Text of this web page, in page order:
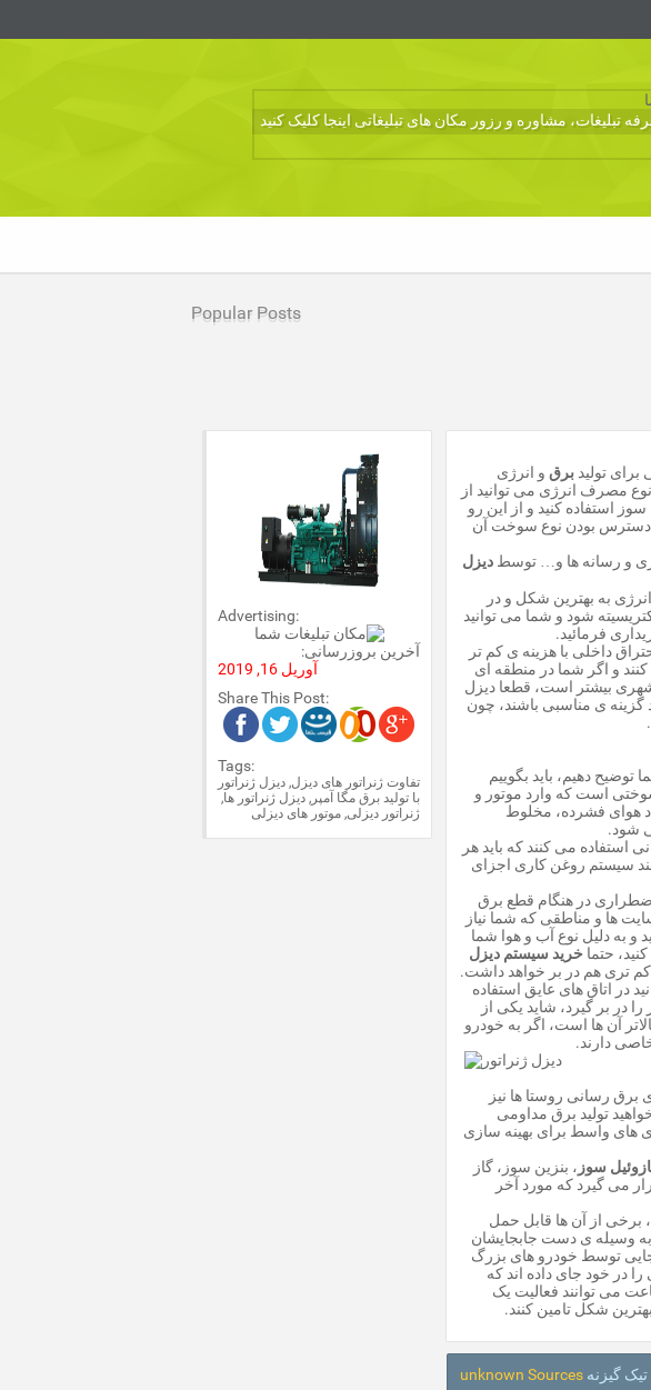
تبلیغات، مشاوره و رزور مکان های تبلیغاتی اینجا کلیک کنید
Popular Posts
برای تولیدبرق و انرژی
مصرف انرژی می توانید از
سوز استفاده کنید و از این رو
دسترس بودن نوع سوخت آن
و رسانه ها و… توسطدیزل
انرژی به بهترین شکل و در
شود و شما می توانید
فرمائید.
داخلی با هزینه ی کم تر
و اگر شما در منطقه ای
بیشتر است، قطعا دیزل
گزینه ی مناسبی باشند، چون
توضیح دهیم، باید بگوییم
است که وارد موتور و
هوای فشرده، مخلوط
شود.
استفاده می کنند که باید هر
سیستم روغن کاری اجزای
در هنگام قطع برق
ها و مناطقی که شما نیاز
و به دلیل نوع آب و هوا شما
حتماخرید سیستم دیزل
تری هم در بر خواهد داشت.
در اتاق های عایق استفاده
در بر گیرد، شاید یکی از
آن ها است، اگر به خودرو
دارند.
رسانی روستا ها نیز
تولید برق مداومی
های واسط برای بهینه سازی
سوز ، بنزین سوز، گاز
می گیرد که مورد آخر
برخی از آن ها قابل حمل
به وسیله ی دست جابجایشان
توسط خودرو های بزرگ
مثلا مخزن های ۹۰۰ لیتری را در خود جای داده اند که
دارند و در حدود ۸ ساعت می توانند فعالیت یک
شکل تامین کنند.
Advertising:
آخرین بروزرسانی:
آوریل 16, 2019
Share This Post:
Tags:
تفاوت ژنراتور های دیزل, دیزل ژنراتور
با تولید برق مگا آمپر , دیزل ژنراتور ها,
ژنراتور دیزلی, موتور های دیزلی
گیزنهunknown Sources